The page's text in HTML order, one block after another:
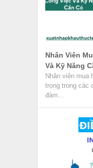
Nhân Viên
Và Kỹ Năng
Nhân viên mua
trọng trong các
đảm...